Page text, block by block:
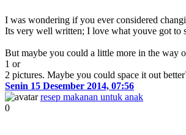
I was wondering if you ever considered
Its very well written; I love what youve got to
But maybe you could a little more in the way
1 or
2 pictures. Maybe you could space it out
Senin 15 Desember 2014, 07:56
resep makanan untuk anak
0